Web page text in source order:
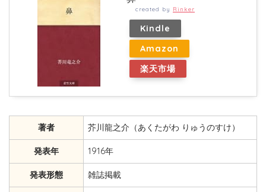
created by Rinker
Kindle
Amazon
楽天市場
著者 芥川龍之介（あくたがわ りゅうのすけ）
発表年 1916年
発表形態 雑誌掲載